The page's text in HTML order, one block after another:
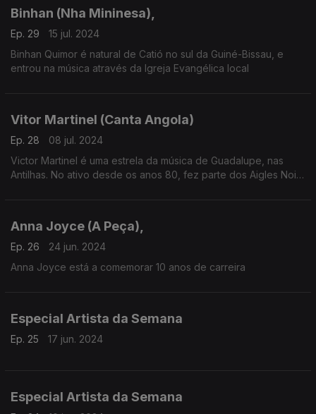
Binhan (Nha Mininesa),
Ep. 29
15 jul. 2024
Binhan Quimor é natural de Catió no sul da Guiné-Bissau, e
entrou na música através da Igreja Evangélica local
Vitor Martinel (Canta Angola)
Ep. 28
08 jul. 2024
Victor Martinel é uma estrela da música de Guadalupe, nas
Antilhas. No ativo desde os anos 80, fez parte dos Aigles Noirs
Anna Joyce (A Peça),
Ep. 26
24 jun. 2024
Anna Joyce está a comemorar 10 anos de carreira
Especial Artista da Semana
Ep. 25 17 jun. 2024
Especial Artista da Semana